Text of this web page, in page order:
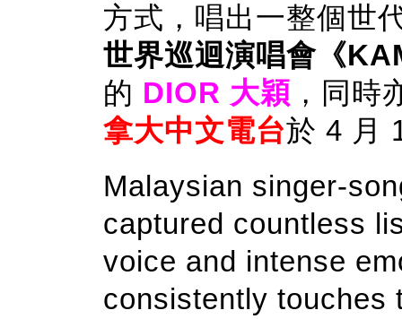
方式，唱出一整個世
世界巡迴演唱會《
的 DIOR 大穎 ，同時
拿大中文電台於 4 月
Malaysian singer-
captured countless
voice and intense
consistently touches